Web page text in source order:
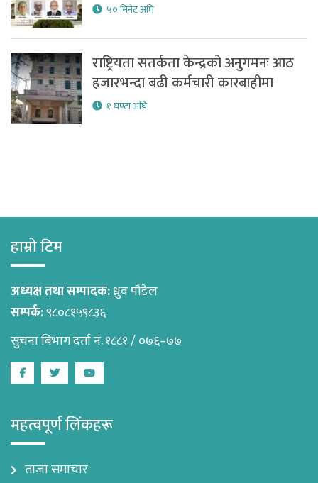
५० मिनेट अघि
राष्ट्रियता सतर्कता केन्द्रको अनुगमनः आठ
हजारभन्दा बढी कर्मचारी कारबाहीमा
१ घण्टा अघि
हाम्रो टिम
अध्यक्ष तथा सम्पादक:ध्रुव पौडेल
सम्पर्क:९८०८१५९८३६
सुचना बिभाग दर्ता नं. १८८१ / ०७६–७७
FacebookTwitterYoutube
महत्वपूर्ण लिंकहरू
ताजा समाचार